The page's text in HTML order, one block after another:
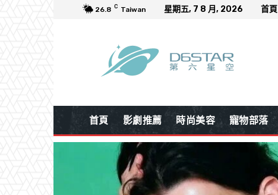
26.8 C Taiwan 星期五, 7 8 月, 2026 首頁
首頁 影劇推薦 時尚美容 寵物部落